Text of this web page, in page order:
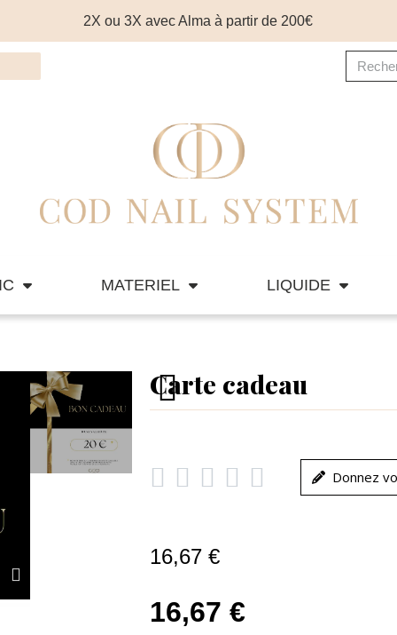
2X ou 3X avec Alma à partir de 200€
MATERIEL LIQUIDE
Carte cadeau
     Donnez
16,67 €
16,67 €